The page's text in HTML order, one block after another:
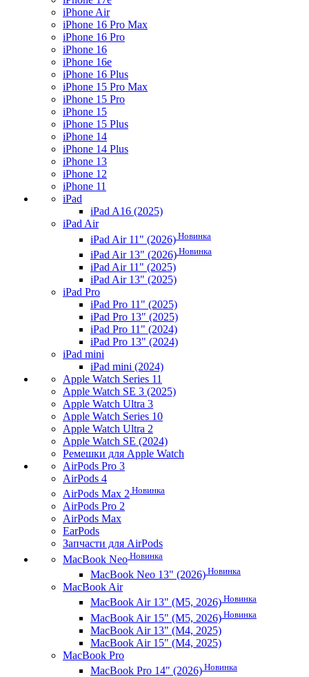
iPhone Air
iPhone 16 Pro Max
iPhone 16 Pro
iPhone 16
iPhone 16e
iPhone 16 Plus
iPhone 15 Pro Max
iPhone 15 Pro
iPhone 15
iPhone 15 Plus
iPhone 14
iPhone 14 Plus
iPhone 13
iPhone 12
iPhone 11
iPad
iPad A16 (2025)
iPad Air
iPad Air 11" (2026) Новинка
iPad Air 13" (2026) Новинка
iPad Air 11" (2025)
iPad Air 13" (2025)
iPad Pro
iPad Pro 11" (2025)
iPad Pro 13" (2025)
iPad Pro 11" (2024)
iPad Pro 13" (2024)
iPad mini
iPad mini (2024)
Apple Watch Series 11
Apple Watch SE 3 (2025)
Apple Watch Ultra 3
Apple Watch Series 10
Apple Watch Ultra 2
Apple Watch SE (2024)
Ремешки для Apple Watch
AirPods Pro 3
AirPods 4
AirPods Max 2 Новинка
AirPods Pro 2
AirPods Max
EarPods
Запчасти для AirPods
MacBook Neo Новинка
MacBook Neo 13" (2026) Новинка
MacBook Air
MacBook Air 13" (M5, 2026) Новинка
MacBook Air 15" (M5, 2026) Новинка
MacBook Air 13" (M4, 2025)
MacBook Air 15" (M4, 2025)
MacBook Pro
MacBook Pro 14" (2026) Новинка